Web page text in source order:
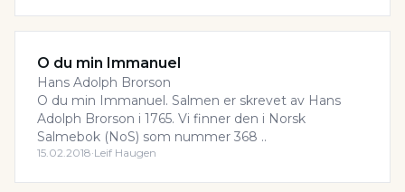
O du min Immanuel
Hans Adolph Brorson
O du min Immanuel. Salmen er skrevet av Hans
Adolph Brorson i 1765. Vi finner den i Norsk
Salmebok (NoS) som nummer 368 ..
15.02.2018·Leif Haugen